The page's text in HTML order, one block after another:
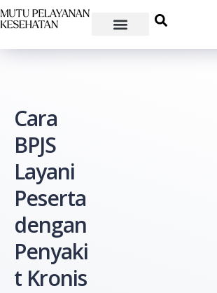
Cara
BPJS
Layani
Peserta
dengan
Penyaki
t Kronis